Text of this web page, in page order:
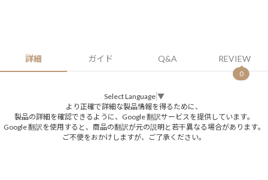
詳細 ガイド Q&A REVIEW
0
Select Language ▼
より正確で詳細な製品情報を得るために、
製品の詳細を確認できるように、Google 翻訳サービスを提供しています。
Google 翻訳を使用すると、商品の翻訳が元の説明と若干異なる場合があります。
ご不便をおかけしますが、ご了承ください。